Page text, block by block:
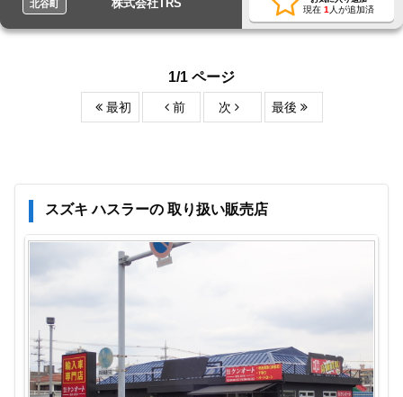
北谷町 株式会社TRS 現在 1 人が追加済
1/1 ページ
最初 前 次 最後
スズキ ハスラーの 取り扱い販売店